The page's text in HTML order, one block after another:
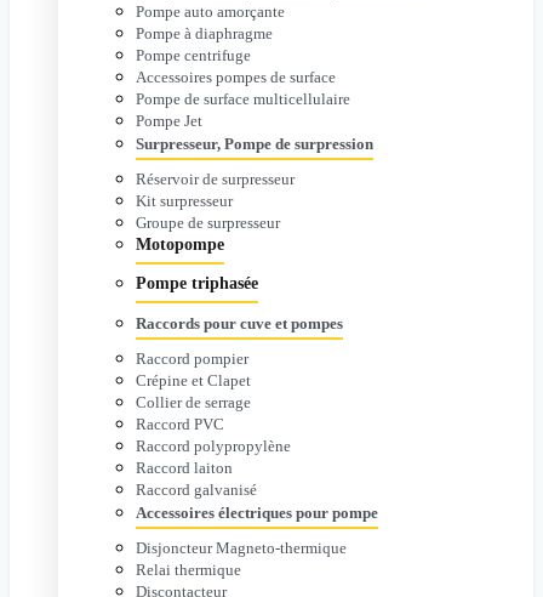
Pompe auto amorçante
Pompe à diaphragme
Pompe centrifuge
Accessoires pompes de surface
Pompe de surface multicellulaire
Pompe Jet
Surpresseur, Pompe de surpression
Réservoir de surpresseur
Kit surpresseur
Groupe de surpresseur
Motopompe
Pompe triphasée
Raccords pour cuve et pompes
Raccord pompier
Crépine et Clapet
Collier de serrage
Raccord PVC
Raccord polypropylène
Raccord laiton
Raccord galvanisé
Accessoires électriques pour pompe
Disjoncteur Magneto-thermique
Relai thermique
Discontacteur